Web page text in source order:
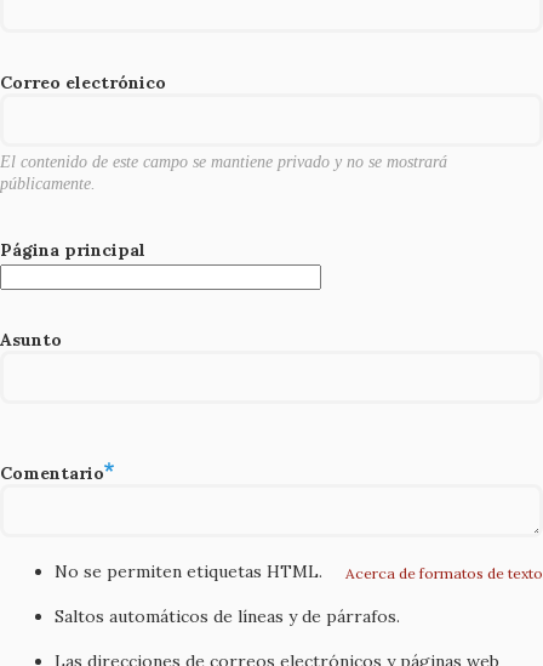
o
Correo electrónico
El contenido de este campo se mantiene privado y no se mostrará
públicamente.
Página principal
Asunto
Comentario
Acerca de formatos de texto
No se permiten etiquetas HTML.
Saltos automáticos de líneas y de párrafos.
Las direcciones de correos electrónicos y páginas web